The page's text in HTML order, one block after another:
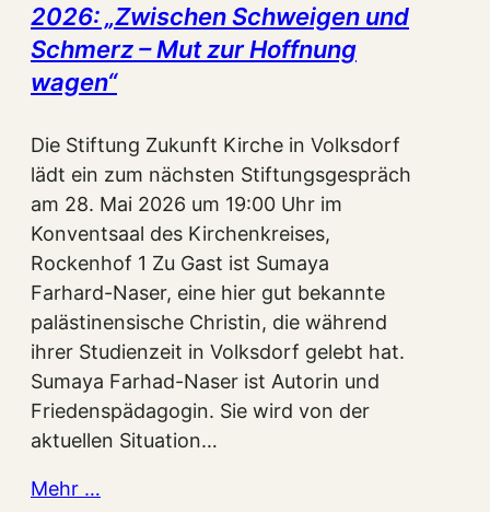
2026: „Zwischen Schweigen und
Schmerz – Mut zur Hoffnung
wagen“
Die Stiftung Zukunft Kirche in Volksdorf
lädt ein zum nächsten Stiftungsgespräch
am 28. Mai 2026 um 19:00 Uhr im
Konventsaal des Kirchenkreises,
Rockenhof 1 Zu Gast ist Sumaya
Farhard-Naser, eine hier gut bekannte
palästinensische Christin, die während
ihrer Studienzeit in Volksdorf gelebt hat.
Sumaya Farhad-Naser ist Autorin und
Friedenspädagogin. Sie wird von der
aktuellen Situation…
Mehr …